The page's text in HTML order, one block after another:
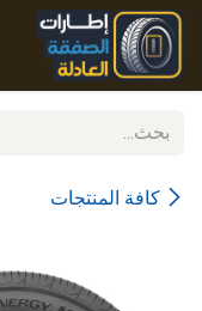
تخطي للذهاب إلى المحتوى
كافة المنتجات